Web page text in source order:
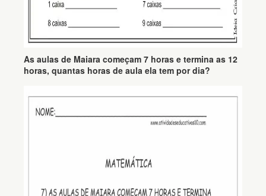
As aulas de Maiara começam 7 horas e termina as 12
horas, quantas horas de aula ela tem por dia?